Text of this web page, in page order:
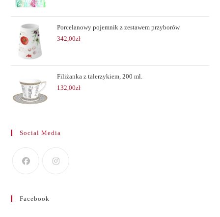
Porcelanowy pojemnik z zestawem przyborów
342,00zł
Filiżanka z talerzykiem, 200 ml.
132,00zł
Social Media
Facebook